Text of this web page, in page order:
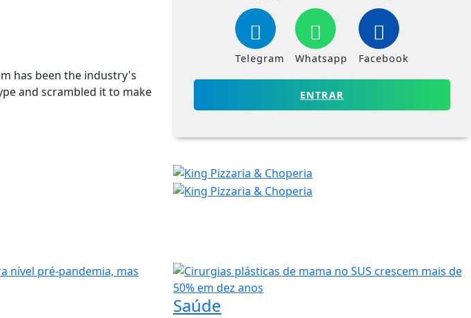
has been the industry's
and scrambled it to make
Telegram Whatsapp Facebook
ENTRAR
Saúde